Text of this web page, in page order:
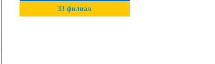
33 филиал